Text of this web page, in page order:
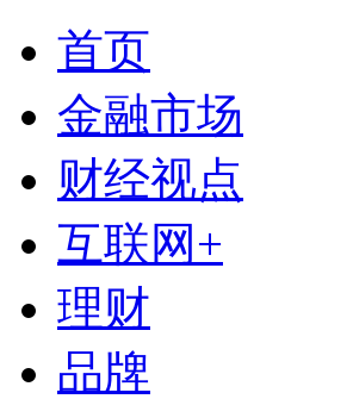
首页
金融市场
财经视点
互联网+
理财
品牌